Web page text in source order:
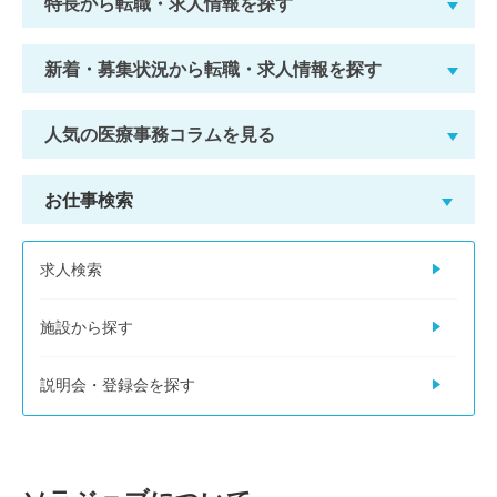
新着・募集状況から転職・求人情報を探す
人気の医療事務コラムを見る
お仕事検索
求人検索
施設から探す
説明会・登録会を探す